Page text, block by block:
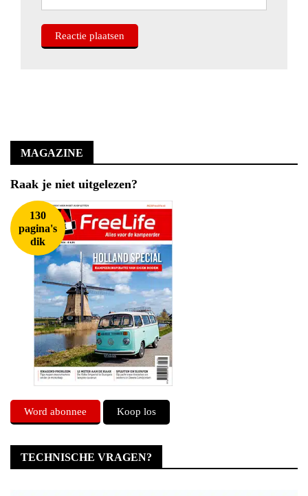
MAGAZINE
Raak je niet uitgelezen?
130
pagina's
dik
Word abonnee Koop los
TECHNISCHE VRAGEN?